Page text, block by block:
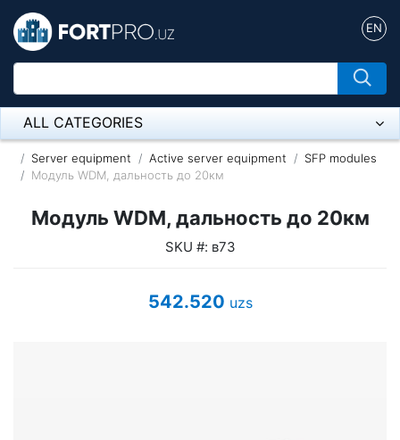
EN
ALL CATEGORIES
Микрофон
Оборудование Mikrotik
Server equipment Active server equipment
SFP modules
Модуль WDM, дальность до 20км
Модуль WDM, дальность до 20км
SKU #: в73
542.520 uzs